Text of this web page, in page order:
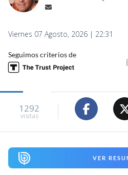
Viernes 07 Agosto, 2026 | 22:31
Seguimos criterios de
1292
visitas
VER